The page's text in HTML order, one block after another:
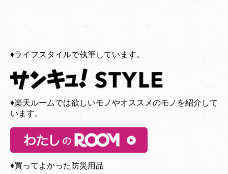
♦︎ライフスタイルで執筆しています。
♦︎楽天ルームでは欲しいモノやオススメのモノを紹介して
います。
♦︎買ってよかった防災用品